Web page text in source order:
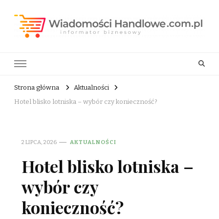
Strona główna
Aktualności
Hotel blisko lotniska – wybór czy konieczność?
2 LIPCA, 2026 AKTUALNOŚCI
Hotel blisko lotniska –
wybór czy
konieczność?